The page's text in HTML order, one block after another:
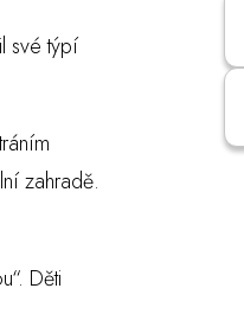
své týpí
zahradě.
Děti